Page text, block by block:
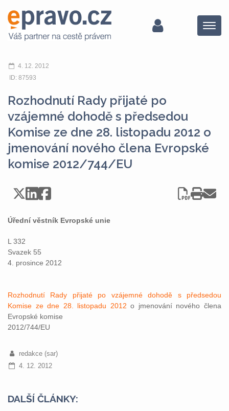
Menu
4. 12. 2012
ID: 87593
Rozhodnutí Rady přijaté po
vzájemné dohodě s předsedou
Komise ze dne 28. listopadu 2012 o
jmenování nového člena Evropské
komise 2012/744/EU
Úřední věstník Evropské unie
L 332
Svazek 55
4. prosince 2012
Rozhodnutí Rady přijaté po vzájemné dohodě s předsedou
Komise ze dne 28. listopadu 2012 o jmenování nového člena
Evropské komise
2012/744/EU
redakce (sar)
4. 12. 2012
DALŠÍ ČLÁNKY: